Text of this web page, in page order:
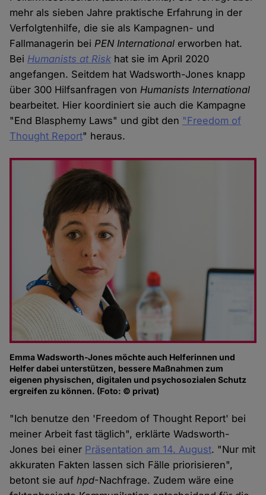
mehr als sieben Jahre praktische Erfahrung in der
Verfolgtenhilfe, die sie als Kampagnen- und
Fallmanagerin beiPEN International erworben hat.
Bei Humanists at Risk hat sie im April 2020
angefangen. Seitdem hat Wadsworth-Jones knapp
über 300 Hilfsanfragen vonHumanists International
bearbeitet. Hier koordiniert sie auch die Kampagne
"End Blasphemy Laws" und gibt den "Freedom of
Thought Report" heraus.
Emma Wadsworth-Jones möchte auch Helferinnen und
Helfer dabei unterstützen, bessere Maßnahmen zum
eigenen physischen, digitalen und psychosozialen Schutz
ergreifen zu können. (Foto: © privat)
"Ich benutze den 'Freedom of Thought Report' bei
meiner Arbeit fast täglich", erklärte Wadsworth-
Jones bei einer Präsentation am 14. August. "Nur mit
akkuraten Fakten lassen sich Fälle priorisieren",
betont sie aufhpd-Nachfrage. Zudem wäre eine